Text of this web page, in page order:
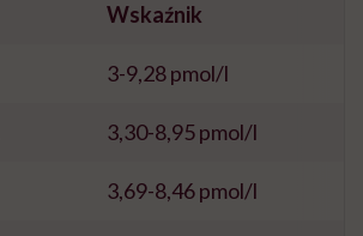
Wskaźnik
3-9,28 pmol/l
3,30-8,95 pmol/l
3,69-8,46 pmol/l